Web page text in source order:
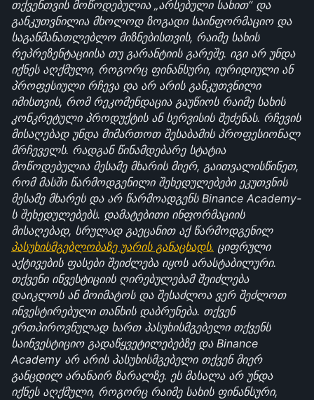
თქვენთვის მოწოდებულია „არსებული სახით“ და
განკუთვნილია მხოლოდ ზოგადი საინფორმაციო და
საგანმანათლებლო მიზნებისთვის, რაიმე სახის
რეპრეზენტაციისა თუ გარანტიის გარეშე. იგი არ უნდა
იქნეს აღქმული, როგორც ფინანსური, იურიდიული ან
პროფესიული რჩევა და არ არის განკუთვნილი
იმისთვის, რომ რეკომენდაცია გაუწიოს რაიმე სახის
კონკრეტული პროდუქტის ან სერვისის შეძენას. რჩევის
მისაღებად უნდა მიმართოთ შესაბამის პროფესიონალ
მრჩეველს. რადგან წინამდებარე სტატია
მოწოდებულია მესამე მხარის მიერ, გაითვალისწინეთ,
რომ მასში წარმოდგენილი შეხედულებები ეკუთვნის
მესამე მხარეს და არ წარმოადგენს Binance Academy-
ს შეხედულებებს. დამატებითი ინფორმაციის
მისაღებად, სრულად გაეცანით აქ წარმოდგენილ
პასუხისმგებლობაზე უარის განაცხადს. ციფრული
აქტივების ფასები შეიძლება იყოს არასტაბილური.
თქვენი ინვესტიციის ღირებულებამ შეიძლება
დაიკლოს ან მოიმატოს და შესაძლოა ვერ შეძლოთ
ინვესტირებული თანხის დაბრუნება. თქვენ
ერთპიროვნულად ხართ პასუხისმგებელი თქვენს
საინვესტიციო გადაწყვეტილებებზე და Binance
Academy არ არის პასუხისმგებელი თქვენ მიერ
განცდილ არანაირ ზარალზე. ეს მასალა არ უნდა
იქნეს აღქმული, როგორც რაიმე სახის ფინანსური,